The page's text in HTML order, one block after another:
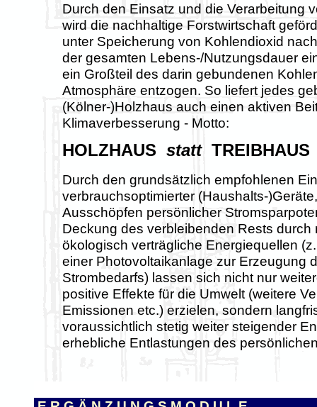
Durch den Einsatz und die Verarbeitung
wird die nachhaltige Forstwirtschaft
unter Speicherung von Kohlendioxid
der gesamten Lebens-/Nutzungsdauer
ein Großteil des darin gebundenen
Atmosphäre entzogen. So liefert jedes
(Kölner-)Holzhaus auch einen aktiven
Klimaverbesserung - Motto:
HOLZHAUS stattTREIBHAUS
Durch den grundsätzlich empfohlenen
verbrauchsoptimierter (Haushalts-
Ausschöpfen persönlicher
Deckung des verbleibenden Rests durch
ökologisch verträgliche Energiequellen
einer Photovoltaikanlage zur Erzeugung
Strombedarfs) lassen sich nicht nur
positive Effekte für die Umwelt (weitere
Emissionen etc.) erzielen, sondern
voraussichtlich stetig weiter steigender
erhebliche Entlastungen des